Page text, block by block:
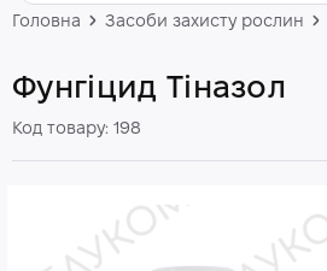
Головна Засоби захисту рослин
Фунгіцид Тіназол
Код товару: 198